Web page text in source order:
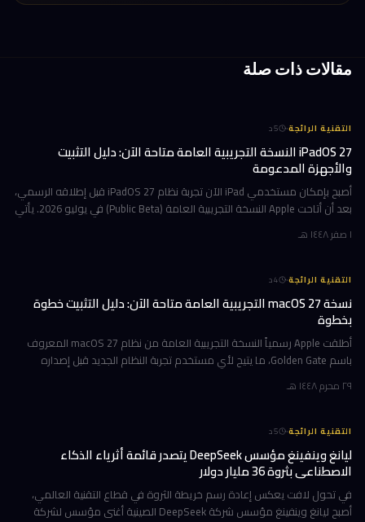
مقالات ذات صلة
التقنية الرائجة·
5د
iPadOS 27 النسخة التجريبية العامة متاحة الآن: دليل التثبيت
والأجهزة المدعومة
أصبح بإمكان مستخدمي iPad الآن تجربة نظام iPadOS 27 قبل إطلاقه الرسمي،
بعد أن أتاحت Apple النسخة التجريبية العامة (Public Beta) في يوليو 2026. يأتي
١ صفر ١٤٤٨ هـ
التقنية الرائجة·
4د
نسخة macOS 27 التجريبية العامة متاحة الآن: دليل التثبيت خطوة
بخطوة
أطلقت Apple رسمياً النسخة التجريبية العامة من نظام macOS 27 المعروف
باسم Golden Gate، ما يتيح لأي مستخدم تجربة النظام الجديد قبل إصداره
٢٩ محرم ١٤٤٨ هـ
التقنية الرائجة·
5د
ليانغ وينفينغ مؤسس DeepSeek يتصدر قائمة أثرياء الذكاء
الاصطناعي بثروة 36 مليار دولار
في تحول لافت يعكس إعادة رسم خريطة الثروة في قطاع التقنية العالمي،
أصبح ليانغ وينفينغ مؤسس شركة DeepSeek الصينية أغنى مؤسس لشركة